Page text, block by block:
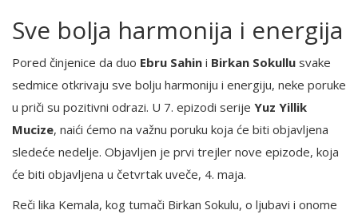
Sve bolja harmonija i energija
Pored činjenice da duo Ebru Sahin i Birkan Sokullu svake
sedmice otkrivaju sve bolju harmoniju i energiju, neke poruke
u priči su pozitivni odrazi. U 7. epizodi serije Yuz Yillik
Mucize, naići ćemo na važnu poruku koja će biti objavljena
sledeće nedelje. Objavljen je prvi trejler nove epizode, koja
će biti objavljena u četvrtak uveče, 4. maja.
Reči lika Kemala, kog tumači Birkan Sokulu, o ljubavi i onome